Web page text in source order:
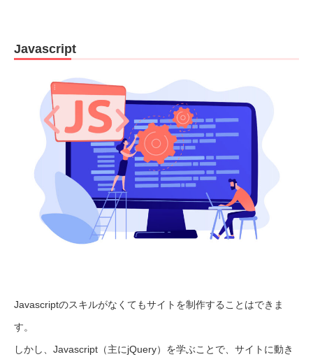
Javascript
Javascriptのスキルがなくてもサイトを制作することはできま
す。
しかし、Javascript（主にjQuery）を学ぶことで、サイトに動き